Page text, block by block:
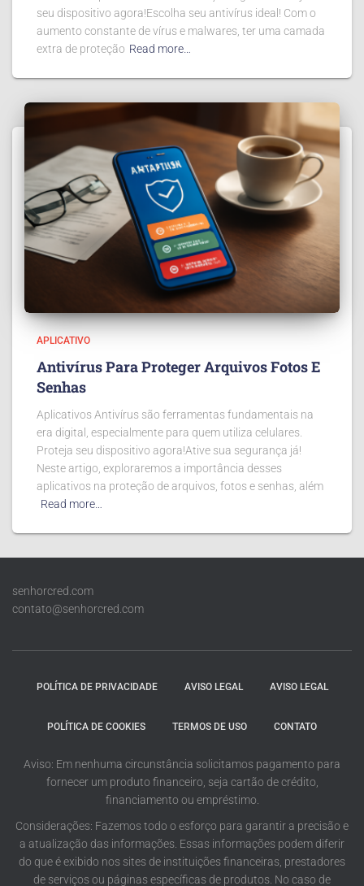
seu dispositivo agora!Escolha seu antivírus ideal! Com o
aumento constante de vírus e malwares, ter uma camada
extra de proteção Read more…
APLICATIVO
Antivírus Para Proteger Arquivos Fotos E
Senhas
Aplicativos Antivírus são ferramentas fundamentais na
era digital, especialmente para quem utiliza celulares.
Proteja seu dispositivo agora!Ative sua segurança já!
Neste artigo, exploraremos a importância desses
aplicativos na proteção de arquivos, fotos e senhas, além
Read more…
senhorcred.com
contato@senhorcred.com
POLÍTICA DE PRIVACIDADE AVISO LEGAL AVISO LEGAL
POLÍTICA DE COOKIES TERMOS DE USO CONTATO
Aviso: Em nenhuma circunstância solicitamos pagamento para
fornecer um produto financeiro, seja cartão de crédito,
financiamento ou empréstimo.
Considerações: Fazemos todo o esforço para garantir a precisão e
a atualização das informações. Essas informações podem diferir
do que é exibido nos sites de instituições financeiras, prestadores
de serviços ou páginas específicas de produtos. No caso de